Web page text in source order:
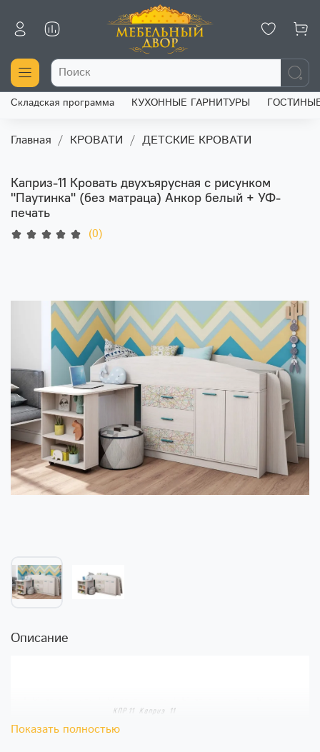
Складская программа КУХОННЫЕ ГАРНИТУРЫ
Главная КРОВАТИ ДЕТСКИЕ КРОВАТИ
Каприз-11 Кровать двухъярусная с рисунком
"Паутинка" (без матраца) Анкор белый + УФ-
печать
(0)
Описание
Показать полностью